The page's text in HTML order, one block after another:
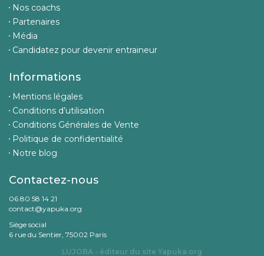
Nos coachs
Partenaires
Média
Candidatez pour devenir entraineur
Informations
Mentions légales
Conditions d’utilisation
Conditions Générales de Vente
Politique de confidentialité
Notre blog
Contactez-nous
06 80 58 14 21
contact@yapuka.org
Siège social
6 rue du Sentier, 75002 Paris
LUJOBA - éditeur du site Yapuka.org